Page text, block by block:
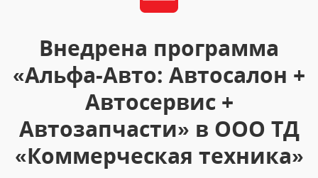
Внедрена программа
«Альфа-Авто: Автосалон +
Автосервис +
Автозапчасти» в ООО ТД
«Коммерческая техника»